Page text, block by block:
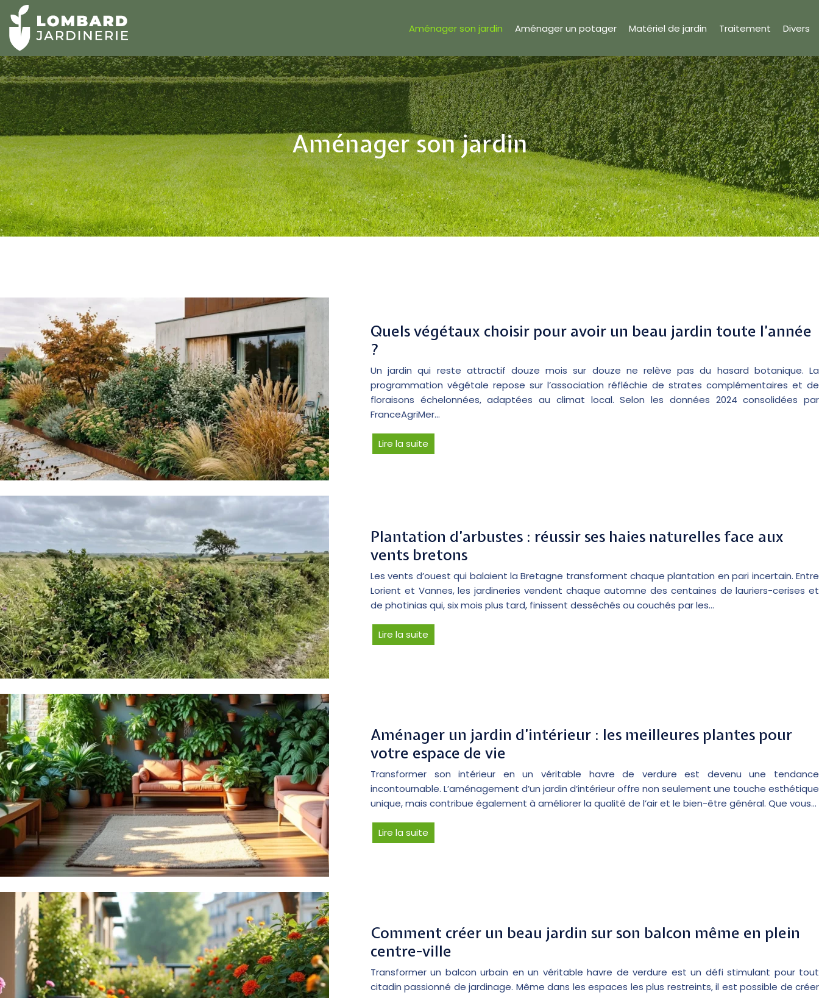
Aménager son jardin Aménager un potager Matériel de jardin Traitement Divers
Aménager son jardin
Quels végétaux choisir pour avoir un beau jardin toute l’année
?
Un jardin qui reste attractif douze mois sur douze ne relève pas du hasard botanique. La
programmation végétale repose sur l’association réfléchie de strates complémentaires et de
floraisons échelonnées, adaptées au climat local. Selon les données 2024 consolidées par
FranceAgriMer…
Lire la suite
Plantation d’arbustes : réussir ses haies naturelles face aux
vents bretons
Les vents d’ouest qui balaient la Bretagne transforment chaque plantation en pari incertain. Entre
Lorient et Vannes, les jardineries vendent chaque automne des centaines de lauriers-cerises et
de photinias qui, six mois plus tard, finissent desséchés ou couchés par les…
Lire la suite
Aménager un jardin d’intérieur : les meilleures plantes pour
votre espace de vie
Transformer son intérieur en un véritable havre de verdure est devenu une tendance
incontournable. L’aménagement d’un jardin d’intérieur offre non seulement une touche esthétique
unique, mais contribue également à améliorer la qualité de l’air et le bien-être général. Que vous…
Lire la suite
Comment créer un beau jardin sur son balcon même en plein
centre-ville
Transformer un balcon urbain en un véritable havre de verdure est un défi stimulant pour tout
citadin passionné de jardinage. Même dans les espaces les plus restreints, il est possible de créer